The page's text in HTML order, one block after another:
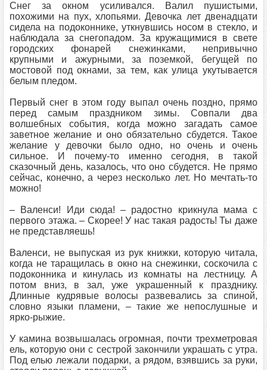
Снег за окном усиливался. Валил пушистыми,
похожими на пух, хлопьями. Девочка лет двенадцати
сидела на подоконнике, уткнувшись носом в стекло, и
наблюдала за снегопадом. За кружащимися в свете
городских фонарей снежинками, непривычно
крупными и ажурными, за поземкой, бегущей по
мостовой под окнами, за тем, как улица укутывается
белым пледом.
Первый снег в этом году выпал очень поздно, прямо
перед самым праздником зимы. Совпали два
волшебных события, когда можно загадать самое
заветное желание и оно обязательно сбудется. Такое
желание у девочки было одно, но очень и очень
сильное. И почему-то именно сегодня, в такой
сказочный день, казалось, что оно сбудется. Не прямо
сейчас, конечно, а через несколько лет. Но мечтать-то
можно!
– Валенси! Иди сюда! – радостно крикнула мама с
первого этажа. – Скорее! У нас такая радость! Ты даже
не представляешь!
Валенси, не выпуская из рук книжки, которую читала,
когда не таращилась в окно на снежинки, соскочила с
подоконника и кинулась из комнаты на лестницу. А
потом вниз, в зал, уже украшенный к празднику.
Длинные кудрявые волосы развевались за спиной,
словно языки пламени, – такие же непослушные и
ярко-рыжие.
У камина возвышалась огромная, почти трехметровая
ель, которую они с сестрой закончили украшать с утра.
Под елью лежали подарки, а рядом, взявшись за руки,